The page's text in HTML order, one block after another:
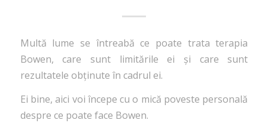
Multă lume se întreabă ce poate trata terapia
Bowen, care sunt limitările ei și care sunt
rezultatele obținute în cadrul ei.
Ei bine, aici voi începe cu o mică poveste personală
despre ce poate face Bowen.